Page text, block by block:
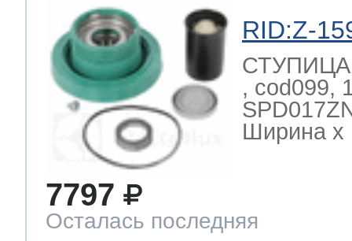
RID:Z-
СТУПИЦА
, cod099,
Ширина х
7797
Осталась последняя